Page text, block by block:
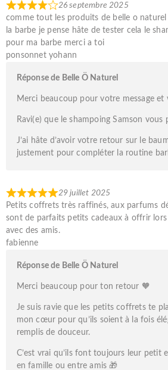
26 septembre 2025
comme tout les produits de belle o
la barbe je pense hâte de tester cela le
pour ma barbe merci a toi
ponsonnet yohann
Réponse de Belle Ö Naturel
Merci beaucoup pour votre message et
Ravi(e) que le shampoing Samson vous
J’ai hâte d’avoir votre retour sur le
justement pour compléter la routine
29 juillet 2025
Petits coffrets très raffinés, aux parfums
sont de parfaits petits cadeaux à offrir lors
avec des amis.
fabienne
Réponse de Belle Ö Naturel
Merci beaucoup pour ton retour 🧡
Je suis ravie que les petits coffrets te
mon cœur pour qu’ils soient à la fois
remplis de douceur.
C’est vrai qu’ils font toujours leur petit
en famille ou entre amis 🎁